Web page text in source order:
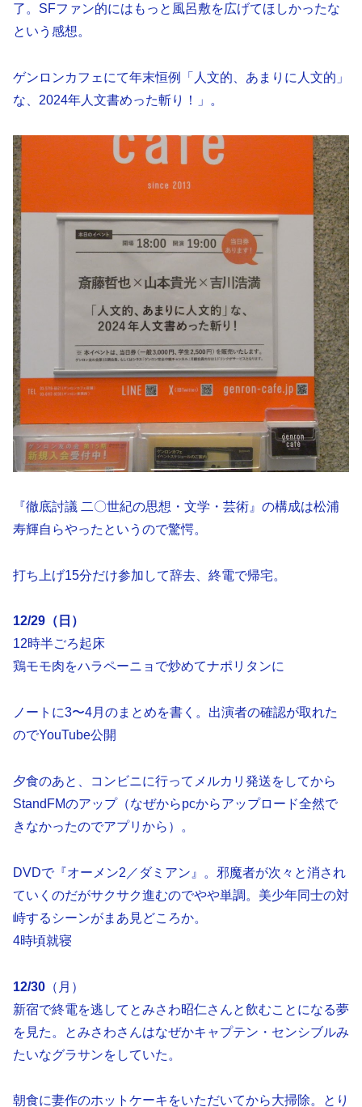
了。SFファン的にはもっと風呂敷を広げてほしかったな
という感想。
ゲンロンカフェにて年末恒例「人文的、あまりに人文的」
な、2024年人文書めった斬り！」。
『徹底討議 二〇世紀の思想・文学・芸術』の構成は松浦
寿輝自らやったというので驚愕。
打ち上げ15分だけ参加して辞去、終電で帰宅。
12/29（日）
12時半ごろ起床
鶏モモ肉をハラペーニョで炒めてナポリタンに
ノートに3〜4月のまとめを書く。出演者の確認が取れた
のでYouTube公開
夕食のあと、コンビニに行ってメルカリ発送をしてから
StandFMのアップ（なぜからpcからアップロード全然で
きなかったのでアプリから）。
DVDで『オーメン2／ダミアン』。邪魔者が次々と消され
ていくのだがサクサク進むのでやや単調。美少年同士の対
峙するシーンがまあ見どころか。
4時頃就寝
12/30 （月）
新宿で終電を逃してとみさわ昭仁さんと飲むことになる夢
を見た。とみさわさんはなぜかキャプテン・センシブルみ
たいなグラサンをしていた。
朝食に妻作のホットケーキをいただいてから大掃除。とり